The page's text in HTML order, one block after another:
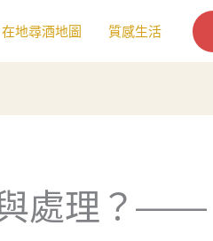
在地尋酒地圖 質感生活
與處理？——